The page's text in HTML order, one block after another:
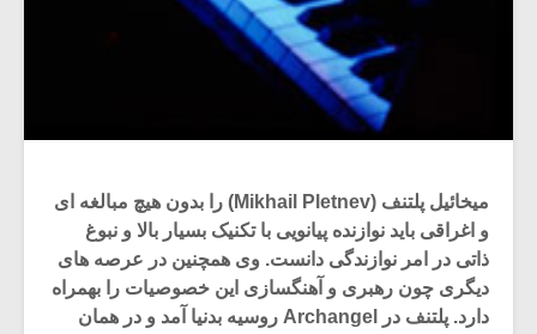
میخائیل پلتنف (Mikhail Pletnev) را بدون هیچ مبالغه ای
و اغراقی باید نوازنده پیانویی با تکنیک بسیار بالا و نبوغ
ذاتی در امر نوازندگی دانست. وی همچنین در عرصه های
دیگری چون رهبری و آهنگسازی این خصوصیات را بهمراه
دارد. پلتنف در Archangel روسیه بدنیا آمد و در همان